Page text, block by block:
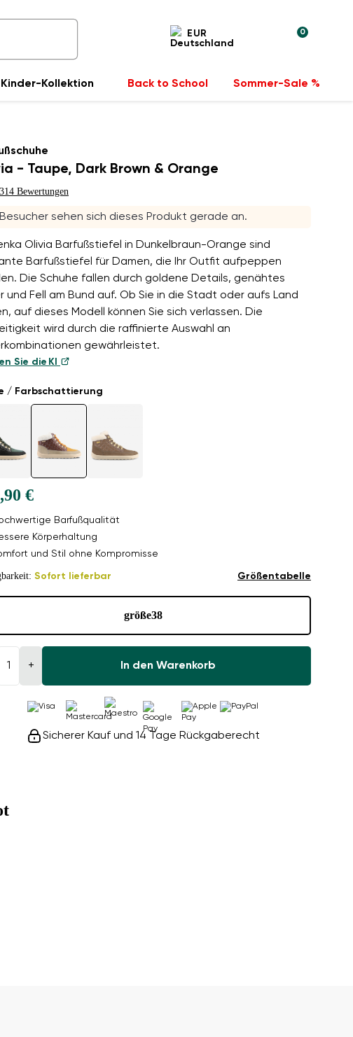
EUR 0
Kinder-Kollektion Back to School Sommer-Sale %
- Taupe, Dark Brown & Orange
314 Bewertungen
Besucher sehen sich dieses Produkt gerade an.
Olivia Barfußstiefel in Dunkelbraun-Orange sind
Barfußstiefel für Damen, die Ihr Outfit aufpeppen
Die Schuhe fallen durch goldene Details, genähtes
und Fell am Bund auf. Ob Sie in die Stadt oder aufs Land
auf dieses Modell können Sie sich verlassen. Die
wird durch die raffinierte Auswahl an
gewährleistet.
Sie die KI
/ Farbschattierung
€
Barfußqualität
Körperhaltung
und Stil ohne Kompromisse
Sofort lieferbar Größentabelle
größe38
+ In den Warenkorb
Sicherer Kauf und 14 Tage Rückgaberecht